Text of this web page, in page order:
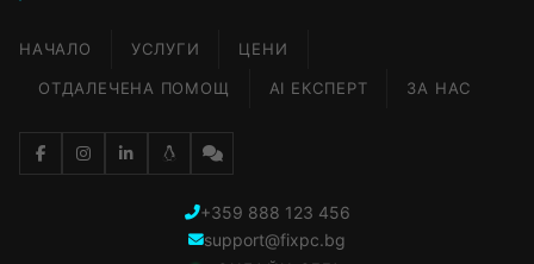
НАЧАЛО УСЛУГИ ЦЕНИ
ОТДАЛЕЧЕНА ПОМОЩ AI ЕКСПЕРТ ЗА НАС
+359 888 123 456
support@fixpc.bg